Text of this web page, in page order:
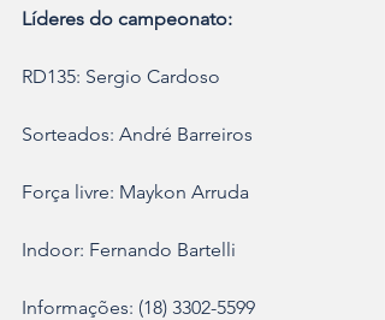
Líderes do campeonato:
RD135: Sergio Cardoso
Sorteados: André Barreiros
Força livre: Maykon Arruda
Indoor: Fernando Bartelli
Informações: (18) 3302-5599